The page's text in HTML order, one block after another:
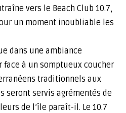
vers le Beach Club 10.7,
un moment inoubliable les
dans une ambiance
à un somptueux coucher
traditionnels aux
seront servis agrémentés de
de l’île paraît-il. Le 10.7